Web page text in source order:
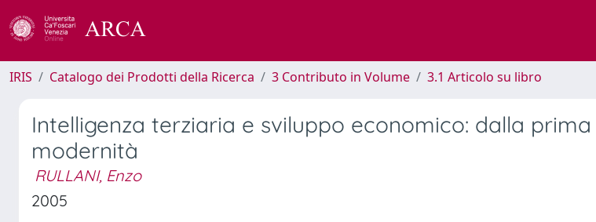
IRIS Catalogo dei Prodotti della Ricerca 3 Contributo in Volume 3.1 Articolo su libro
Intelligenza terziaria e sviluppo economico: dalla
modernità
RULLANI, Enzo
2005